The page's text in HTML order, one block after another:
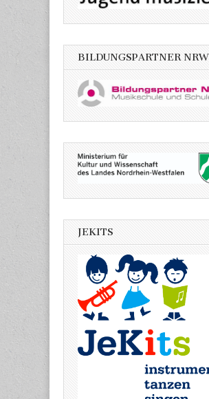
BILDUNGSPARTNER NRW
JEKITS